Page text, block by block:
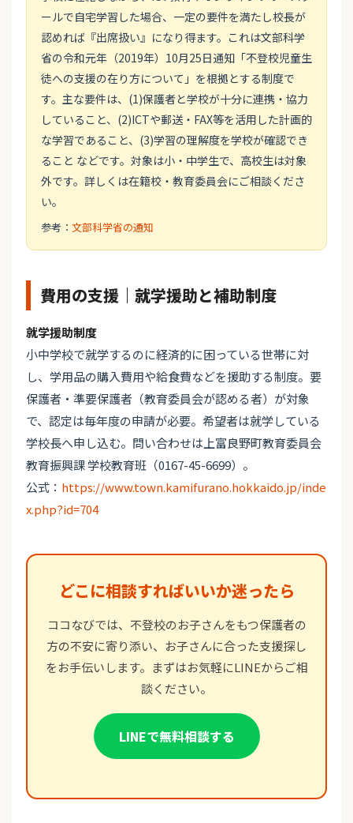
ールで自宅学習した場合、一定の要件を満たし校長が
認めれば『出席扱い』になり得ます。これは文部科学
省の令和元年（2019年）10月25日通知「不登校児童生
徒への支援の在り方について」を根拠とする制度で
す。主な要件は、(1)保護者と学校が十分に連携・協力
していること、(2)ICTや郵送・FAX等を活用した計画的
な学習であること、(3)学習の理解度を学校が確認でき
ること などです。対象は小・中学生で、高校生は対象
外です。詳しくは在籍校・教育委員会にご相談くださ
い。
参考： 文部科学省の通知
費用の支援｜就学援助と補助制度
就学援助制度
小中学校で就学するのに経済的に困っている世帯に対
し、学用品の購入費用や給食費などを援助する制度。要
保護者・準要保護者（教育委員会が認める者）が対象
で、認定は毎年度の申請が必要。希望者は就学している
学校長へ申し込む。問い合わせは上富良野町教育委員会
教育振興課 学校教育班（0167-45-6699）。
公式： https://www.town.kamifurano.hokkaido.jp/inde
x.php?id=704
どこに相談すればいいか迷ったら
ココなびでは、不登校のお子さんをもつ保護者の
方の不安に寄り添い、お子さんに合った支援探し
をお手伝いします。まずはお気軽にLINEからご相
談ください。
LINEで無料相談する